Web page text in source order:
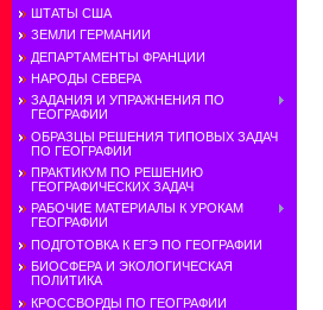
ШТАТЫ США
ЗЕМЛИ ГЕРМАНИИ
ДЕПАРТАМЕНТЫ ФРАНЦИИ
НАРОДЫ СЕВЕРА
ЗАДАНИЯ И УПРАЖНЕНИЯ ПО
ГЕОГРАФИИ
ОБРАЗЦЫ РЕШЕНИЯ ТИПОВЫХ ЗАДАЧ
ПО ГЕОГРАФИИ
ПРАКТИКУМ ПО РЕШЕНИЮ
ГЕОГРАФИЧЕСКИХ ЗАДАЧ
РАБОЧИЕ МАТЕРИАЛЫ К УРОКАМ
ГЕОГРАФИИ
ПОДГОТОВКА К ЕГЭ ПО ГЕОГРАФИИ
БИОСФЕРА И ЭКОЛОГИЧЕСКАЯ
ПОЛИТИКА
КРОССВОРДЫ ПО ГЕОГРАФИИ